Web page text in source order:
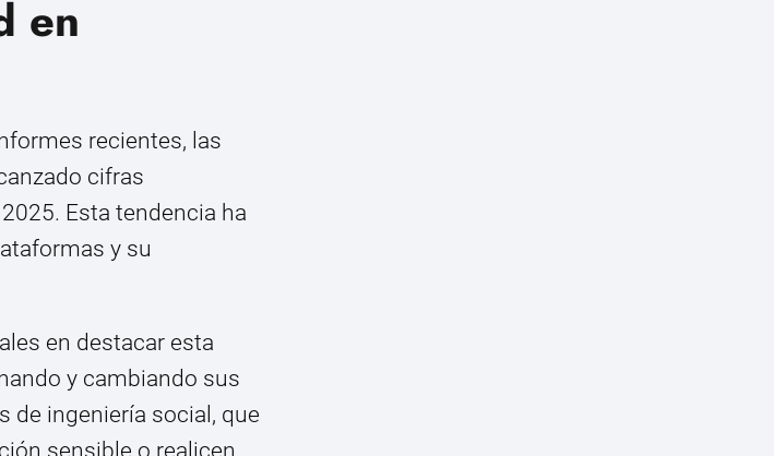
en
recientes, las
cifras
Esta tendencia ha
y su
en destacar esta
y cambiando sus
de ingeniería social, que
sensible o realicen